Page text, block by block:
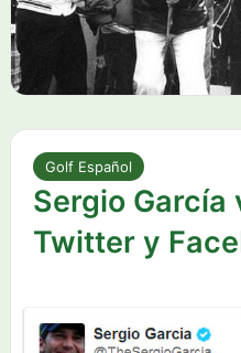
Golf Español
Sergio García
Twitter y